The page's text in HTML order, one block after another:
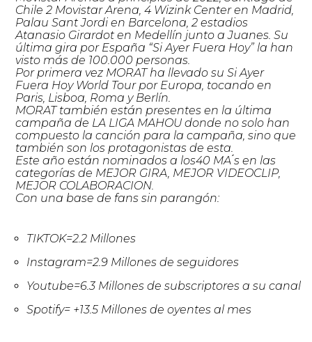
Chile 2 Movistar Arena, 4 Wizink Center en Madrid,
Palau Sant Jordi en Barcelona, 2 estadios
Atanasio Girardot en Medellín junto a Juanes. Su
última gira por España “Si Ayer Fuera Hoy” la han
visto más de 100.000 personas.
Por primera vez MORAT ha llevado su Si Ayer
Fuera Hoy World Tour por Europa, tocando en
Paris, Lisboa, Roma y Berlín.
MORAT también están presentes en la última
campaña de LA LIGA MAHOU donde no solo han
compuesto la canción para la campaña, sino que
también son los protagonistas de esta.
Este año están nominados a los40 MA ́s en las
categorías de MEJOR GIRA, MEJOR VIDEOCLIP,
MEJOR COLABORACION.
Con una base de fans sin parangón:
TIKTOK=2.2 Millones
Instagram=2.9 Millones de seguidores
Youtube=6.3 Millones de subscriptores a su canal
Spotify= +13.5 Millones de oyentes al mes